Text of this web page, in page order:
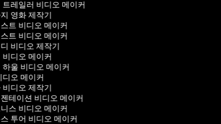
레일러 비디오 메이커
영화 제작기
트 비디오 메이커
트 비디오 메이커
비디오 제작기
디오 메이커
울 비디오 메이커
오 메이커
디오 제작기
테이션 비디오 메이커
스 비디오 메이커
투어 비디오 메이커